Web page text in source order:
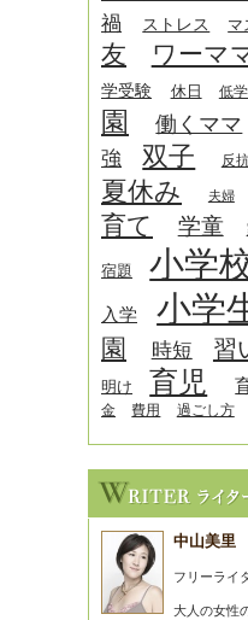
禍
ストレス マ
友
ワーマ
学受験
休日 低
園
働くママ
強
双子 反
夏休み 夫婦
育て
学童
宿題 小学
入学 小学
園
時短 習
明け
育児
金
費用 過ごし方
中山美里
フリーライ
大人の女性